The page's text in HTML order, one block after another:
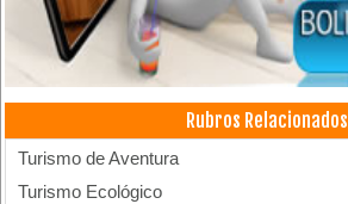
Rubros Relacionados
Turismo de Aventura
Turismo Ecológico